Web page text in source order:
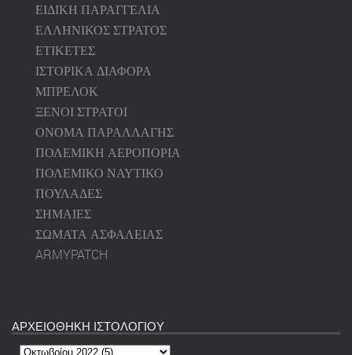
ΕΙΔΙΚΗ ΠΑΡΑΓΓΕΛΙΑ
ΕΛΛΗΝΙΚΟΣ ΣΤΡΑΤΟΣ
ΕΤΙΚΕΤΕΣ
ΙΣΤΟΡΙΚΑ ΔΙΑΦΟΡΑ
ΜΠΡΕΛΟΚ
ΞΕΝΟΙ ΣΤΡΑΤΟΙ
ΟΝΟΜΑ ΠΑΡΑΛΛΑΓΗΣ
ΠΟΛΕΜΙΚΗ ΑΕΡΟΠΟΡΙΑ
ΠΟΛΕΜΙΚΟ ΝΑΥΤΙΚΟ
ΠΟΥΛΑΔΕΣ
ΣΗΜΑΙΕΣ
ΣΩΜΑΤΑ ΑΣΦΑΛΕΙΑΣ
ARMYPATCH
ΑΡΧΕΙΟΘΗΚΗ ΙΣΤΟΛΟΓΙΟΥ